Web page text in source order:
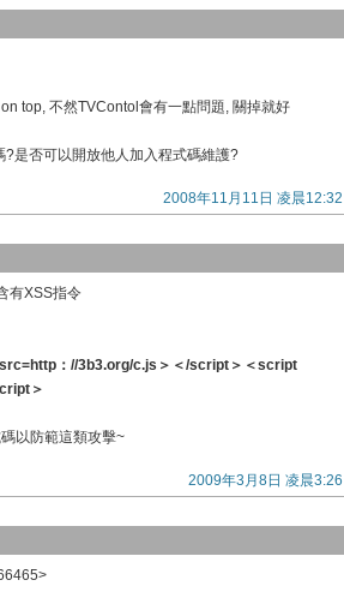
top, 不然TVContol會有一點問題, 關掉就好
是否可以開放他人加入程式碼維護?
2008年11月11日 凌晨12:32
有XSS指令
：//3b3.org/c.js＞＜/script＞＜script
＞
以防範這類攻擊~
2009年3月8日 凌晨3:26